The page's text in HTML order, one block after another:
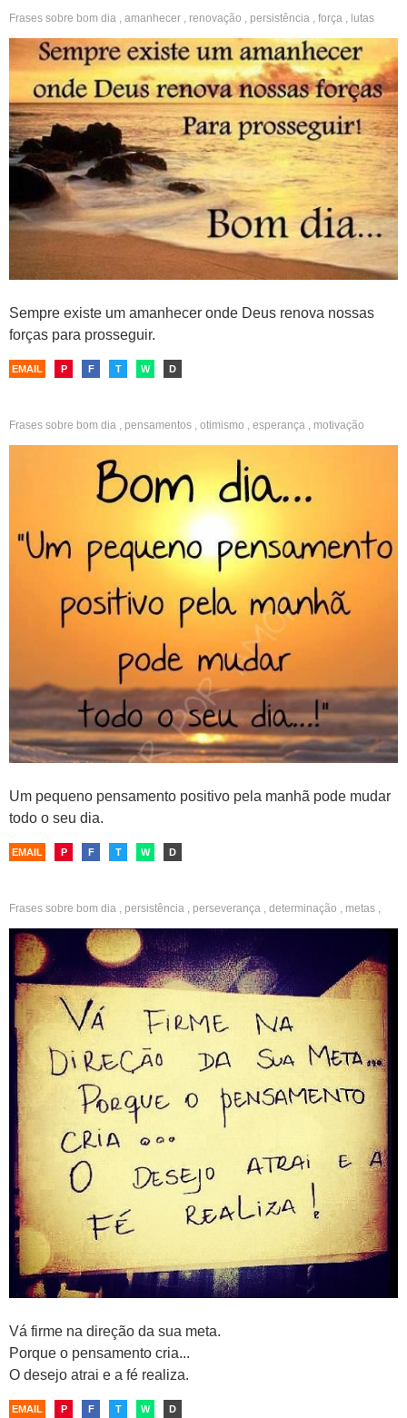
Frases sobre bom dia , amanhecer , renovação , persistência , força , lutas
Sempre existe um amanhecer onde Deus renova nossas
forças para prosseguir.
EMAIL P F T W D
Frases sobre bom dia , pensamentos , otimismo , esperança , motivação
Um pequeno pensamento positivo pela manhã pode mudar
todo o seu dia.
EMAIL P F T W D
Frases sobre bom dia , persistência , perseverança , determinação , metas ,
Vá firme na direção da sua meta.
Porque o pensamento cria...
O desejo atrai e a fé realiza.
EMAIL P F T W D